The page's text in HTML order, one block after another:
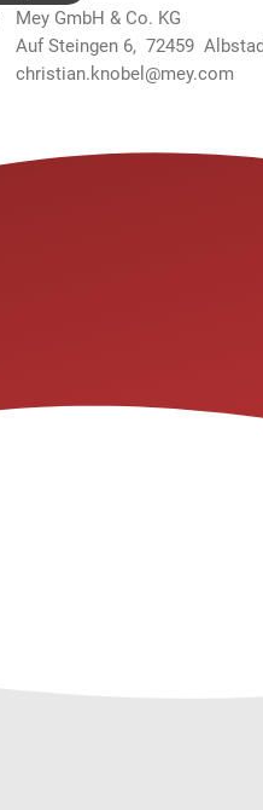
Mey GmbH & Co. KG
Auf Steingen 6, 72459
christian.knobel@mey.com